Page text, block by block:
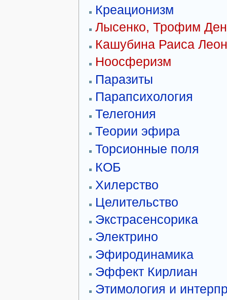
Креационизм
Лысенко, Трофим
Кашубина Раиcа
Ноосферизм
Паразиты
Парапсихология
Телегония
Теории эфира
Торсионные поля
КОБ
Хилерство
Целительство
Экстрасенсорика
Электрино
Эфиродинамика
Эффект Кирлиан
Этимология и